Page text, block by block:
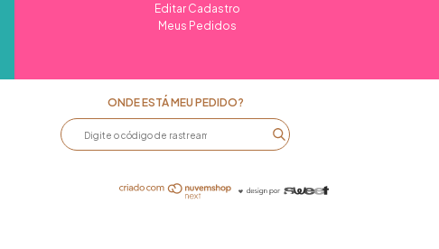
Editar Cadastro
Meus Pedidos
ONDE ESTÁ MEU PEDIDO?